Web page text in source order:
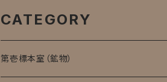
CATEGORY
第壱標本室（鉱物）